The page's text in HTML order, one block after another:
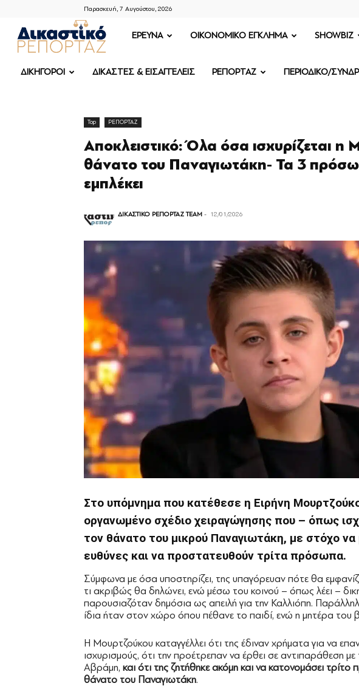
Παρασκευή, 7 Αυγούστου, 2026
ΔΙΚΑΣΤΙΚΟ
ΡΕΠΟΡΤΑΖ
ΕΡΕΥΝΑ OIKONOMIKO ΕΓΚΛΗΜΑ SHOWBIZ
ΔΙΚΗΓΟΡΟΙ ΔΙΚΑΣΤΕΣ & ΕΙΣΑΓΓΕΛΕΙΣ ΡΕΠΟΡΤΑΖ ΠΕΡΙΟΔΙΚΟ/
Top ΡΕΠΟΡΤΑΖ
Αποκλειστικό: Όλα όσα ισχυρίζεται η
θάνατο του Παναγιωτάκη- Τα 3
εμπλέκει
ΔΙΚΑΣΤΙΚΟ ΡΕΠΟΡΤΑΖ TEAM - 12/01/2026
Στο υπόμνημα που κατέθεσε η Ειρήνη
οργανωμένο σχέδιο χειραγώγησης που – όπως
τον θάνατο του μικρού Παναγιωτάκη, με στόχο
ευθύνες και να προστατευθούν τρίτα πρόσωπα.
Σύμφωνα με όσα υποστηρίζει, της υπαγόρευαν πότε θα
τι ακριβώς θα δηλώνει, ενώ μέσω του κοινού – όπως λέει –
παρουσιαζόταν δημόσια ως απειλή για την Καλλιόπη.
ίδια ήταν στον χώρο όπου πέθανε το παιδί, ενώ η μητέρα του
Η Μουρτζούκου καταγγέλλει ότι της έδιναν χρήματα για να
ισχυρισμούς, ότι την προέτρεπαν να έρθει σε αντιπαράθεση
Αβράμη, και ότι της ζητήθηκε ακόμη και να κατονομάσει
θάνατο του Παναγιωτάκη.